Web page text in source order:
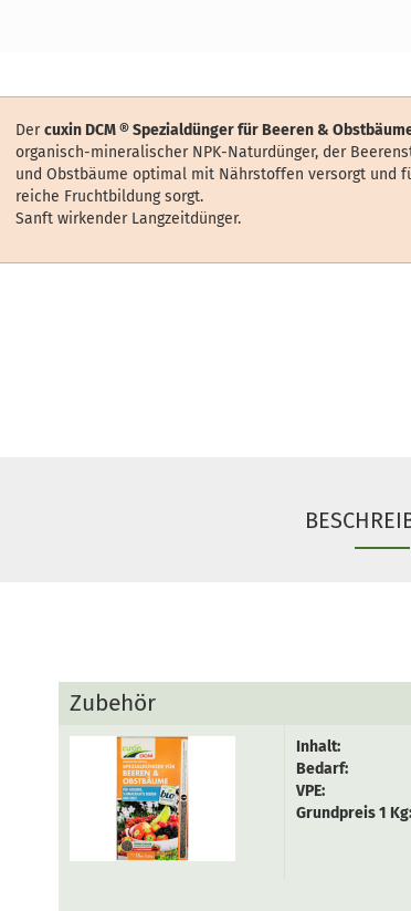
Dercuxin DCM ®Spezialdünger für Beeren &
organisch-mineralischer NPK-Naturdünger, der
und Obstbäume optimal mit Nährstoffen versorgt und
reiche Fruchtbildung sorgt.
Sanft wirkender Langzeitdünger.
Zubehör
Inhalt:
Bedarf:
VPE:
Grundpreis 1 Kg: